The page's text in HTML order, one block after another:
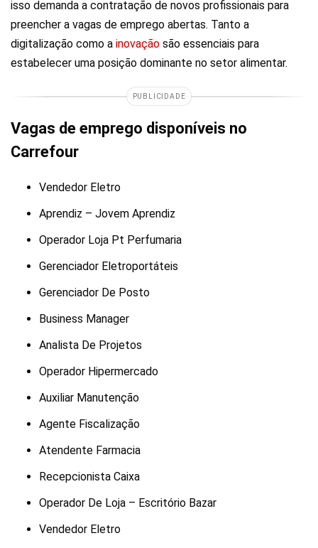
isso demanda a contratação de novos profissionais para
preencher a vagas de emprego abertas. Tanto a
digitalização como a inovação são essenciais para
estabelecer uma posição dominante no setor alimentar.
PUBLICIDADE
Vagas de emprego disponíveis no
Carrefour
Vendedor Eletro
Aprendiz – Jovem Aprendiz
Operador Loja Pt Perfumaria
Gerenciador Eletroportáteis
Gerenciador De Posto
Business Manager
Analista De Projetos
Operador Hipermercado
Auxiliar Manutenção
Agente Fiscalização
Atendente Farmacia
Recepcionista Caixa
Operador De Loja – Escritório Bazar
Vendedor Eletro